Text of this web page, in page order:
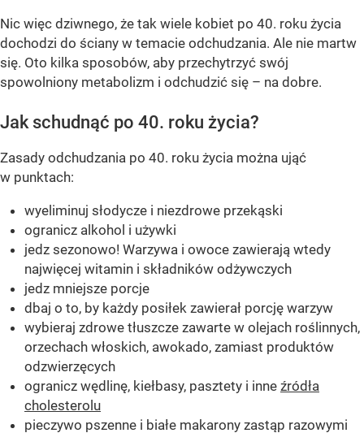
Nic więc dziwnego, że tak wiele kobiet po 40. roku życia
dochodzi do ściany w temacie odchudzania. Ale nie martw
się. Oto kilka sposobów, aby przechytrzyć swój
spowolniony metabolizm i odchudzić się – na dobre.
Jak schudnąć po 40. roku życia?
Zasady odchudzania po 40. roku życia można ująć
w punktach:
wyeliminuj słodycze i niezdrowe przekąski
ogranicz alkohol i używki
jedz sezonowo! Warzywa i owoce zawierają wtedy
najwięcej witamin i składników odżywczych
jedz mniejsze porcje
dbaj o to, by każdy posiłek zawierał porcję warzyw
wybieraj zdrowe tłuszcze zawarte w olejach roślinnych,
orzechach włoskich, awokado, zamiast produktów
odzwierzęcych
ogranicz wędlinę, kiełbasy, pasztety i inne źródła
cholesterolu
pieczywo pszenne i białe makarony zastąp razowymi